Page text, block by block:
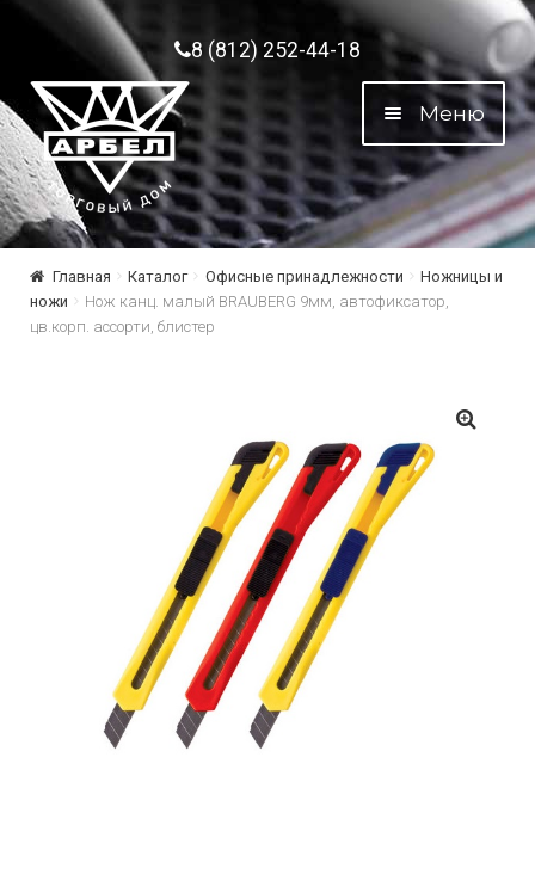
Перейти к навигации
Перейти к содержимому8 (812) 252-44-18
Меню
Главная Каталог Офисные принадлежности
Ножницы и
ножи
Нож канц. малый BRAUBERG 9мм, автофиксатор,
цв.корп. ассорти, блистер